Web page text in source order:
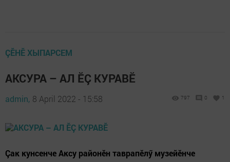
ÇӖНӖ ХЫПАРСЕМ
АКСУРА – АЛ ӖÇ КУРАВӖ
admin, 8 April 2022 - 15:58 797 0 1
Çак кунсенче Аксу районӗн таврапӗлӳ музейӗнче